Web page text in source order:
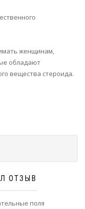
женщинам,
обладают
вещества стероида.
ОТЗЫВ
поля